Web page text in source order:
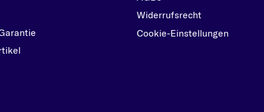
Widerrufsrecht
Cookie-Einstellungen